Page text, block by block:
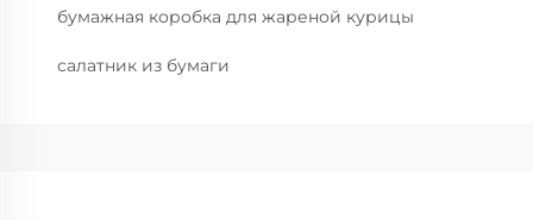
бумажная коробка для жареной курицы
салатник из бумаги